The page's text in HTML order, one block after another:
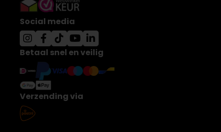
Social media
Betaal snel en veilig
Verzending via